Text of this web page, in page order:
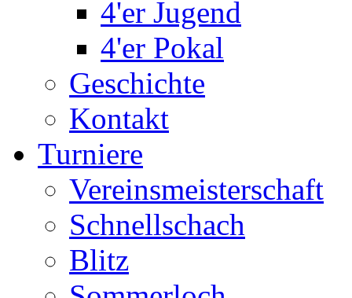
4'er Jugend
4'er Pokal
Geschichte
Kontakt
Turniere
Vereinsmeisterschaft
Schnellschach
Blitz